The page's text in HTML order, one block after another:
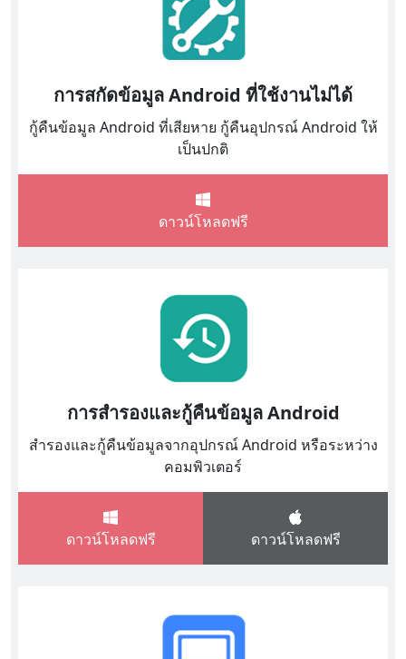
การสกัดข้อมูล Android ที่ใช้งานไม่ได้
กู้คืนข้อมูล Android ที่เสียหาย กู้คืนอุปกรณ์ Android ให้
เป็นปกติ
ดาวน์โหลดฟรี
การสำรองและกู้คืนข้อมูล Android
สำรองและกู้คืนข้อมูลจากอุปกรณ์ Android หรือระหว่าง
คอมพิวเตอร์
ดาวน์โหลดฟรี ดาวน์โหลดฟรี